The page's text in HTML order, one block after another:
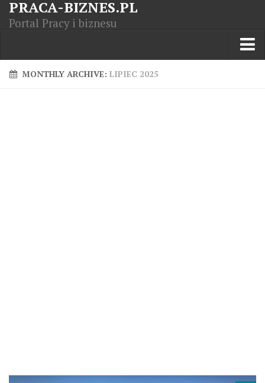
PRACA-BIZNES.PL
Portal Pracy i biznesu
Praca w kraju
MONTHLY ARCHIVE: LIPIEC 2025